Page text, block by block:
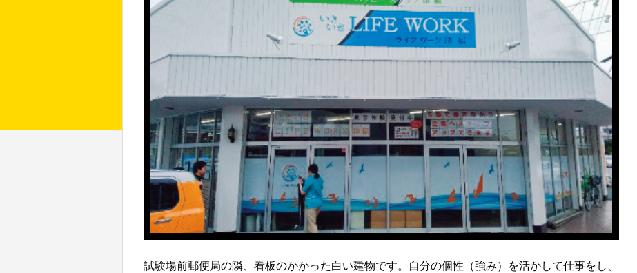
試験場前郵便局の隣、看板のかかった白い建物です。自分の個性（強み）を活かして仕事をし、